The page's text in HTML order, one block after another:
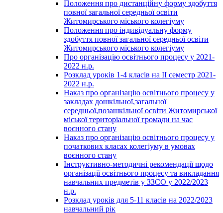
Положення про дистанційну форму здобуття
повної загальної середньої освіти
Житомирського міського колегіуму
Положення про індивідуальну форму
здобуття повної загальної середньої освіти
Житомирського міського колегіуму
Про організацію освітнього процесу у 2021-
2022 н.р.
Розклад уроків 1-4 класів на ІІ семестр 2021-
2022 н.р.
Наказ про організацію освітнього процесу у
закладах дошкільної,загальної
середньої,позашкільної освіти Житомирської
міської територіальної громади на час
воєнного стану
Наказ про організацію освітнього процесу у
початкових класах колегіуму в умовах
воєнного стану
Інструктивно-методичні рекомендації щодо
організації освітнього процесу та викладання
навчальних предметів у ЗЗСО у 2022/2023
н.р.
Розклад уроків для 5-11 класів на 2022/2023
навчальний рік